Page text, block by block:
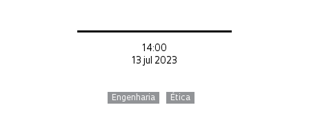
14:00
13 jul 2023
Engenharia Ética